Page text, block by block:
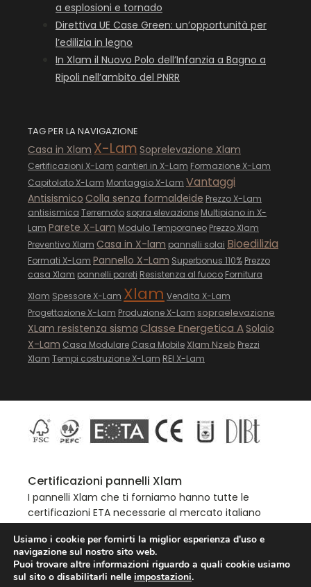
a esplosioni e tornado
Direttiva UE Case Green: un’opportunità per
l’edilizia in legno
In Xlam il Nuovo Polo dell’Infanzia a Bagno a
Ripoli nell’ambito del PNRR
TAG PER LA NAVIGAZIONE
Casa in Xlam X-Lam Soprelevazione Xlam
Certificazioni X-Lam cantieri in X-Lam Formazione X-Lam
Capitolato X-Lam Montaggio X-Lam Vantaggi
Antisismico Colla senza formaldeide Prezzo X-Lam
antisismica Terremoto sopra elevazione Multipiano in X-
Lam Parete X-Lam Modulo Temporaneo Prezzo Xlam
Preventivo Xlam Casa in X-lam pannelli solai Bioedilizia
Formati X-Lam Pannello X-Lam Superbonus 110% Prezzo
casa Xlam pannelli pareti Resistenza al fuoco Fornitura
Xlam Spessore X-Lam Xlam Vendita X-Lam
Progettazione X-Lam Produzione X-Lam sopraelevazione
XLam resistenza sisma Classe Energetica ASolaio
X-Lam Casa Modulare Casa Mobile Xlam Nzeb Prezzi
Xlam Tempi costruzione X-Lam REI X-Lam
Certificazioni pannelli Xlam
I pannelli Xlam che ti forniamo hanno tutte le
certificazioni ETA necessarie al mercato italiano
www.xlam-italia.com - P. Iva 13467401009 -
Usiamo i cookie per fornirti la miglior esperienza d'uso e
navigazione sul nostro sito web.
Puoi trovare altre informazioni riguardo a quali cookie usiamo
sul sito o disabilitarli nelle impostazioni.